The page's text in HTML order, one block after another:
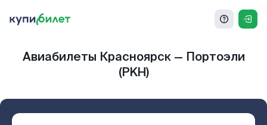
Авиабилеты Красноярск — Портоэли
(PKH)